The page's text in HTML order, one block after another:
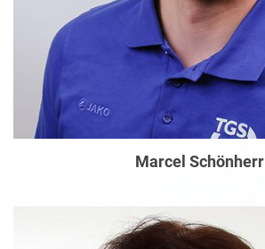
Marcel Schönherr